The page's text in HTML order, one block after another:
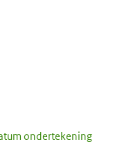
ondertekening